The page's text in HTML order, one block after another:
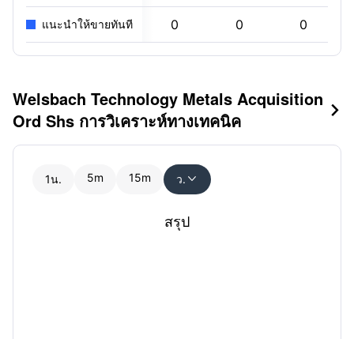
แนะนำให้ขายทันที 0 0 0
Welsbach Technology Metals Acquisition
Ord Shs การวิเคราะห์ทางเทคนิค

1น. 5m 15m ว. 
สรุป